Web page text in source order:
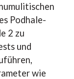
Podhale-
2 zu
und
wie